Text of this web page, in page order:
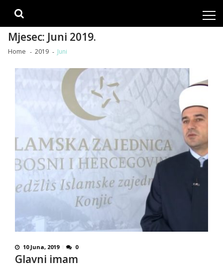
Mjesec: Juni 2019.
Home 2019 Juni
10 Juna, 2019 0
Glavni imam